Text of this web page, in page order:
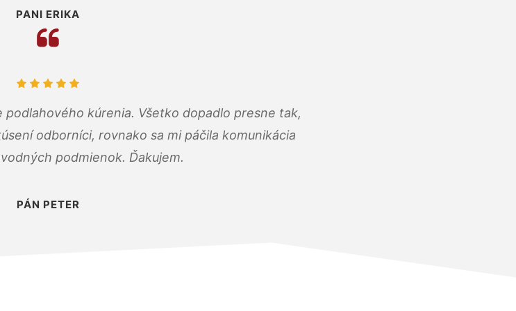
PANI ERIKA
podlahového kúrenia. Všetko dopadlo presne tak,
odborníci, rovnako sa mi páčila komunikácia
podmienok. Ďakujem.
PÁN PETER